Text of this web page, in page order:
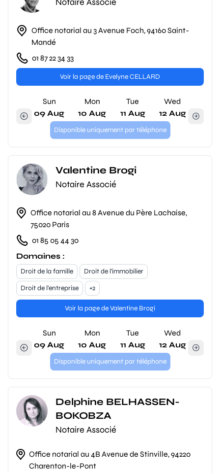
Office notarial au 3 Avenue Foch, 94160 Saint-
Mandé
01 87 22 34 33
Voir la page de Evelyne CELLARD
Sun
09 Aug
Mon
10 Aug
Tue
11 Aug
Wed
12 Aug
Disponible uniquement par téléphone
Valentine Brogi
Notaire Associé
Office notarial au 8 Avenue du Père Lachaise,
75020 Paris
01 85 05 44 30
Domaines :
Droit de la famille
Droit de l'immobilier
Droit de l'entreprise
+2
Voir la page de Valentine Brogi
Sun
09 Aug
Mon
10 Aug
Tue
11 Aug
Wed
12 Aug
Disponible uniquement par téléphone
Delphine BELHASSEN-
BOKOBZA
Notaire Associé
Office notarial au 4B Avenue de Stinville, 94220
Charenton-le-Pont